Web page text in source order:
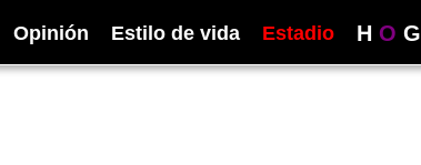
Opinión Estilo de vida Estadio H O G